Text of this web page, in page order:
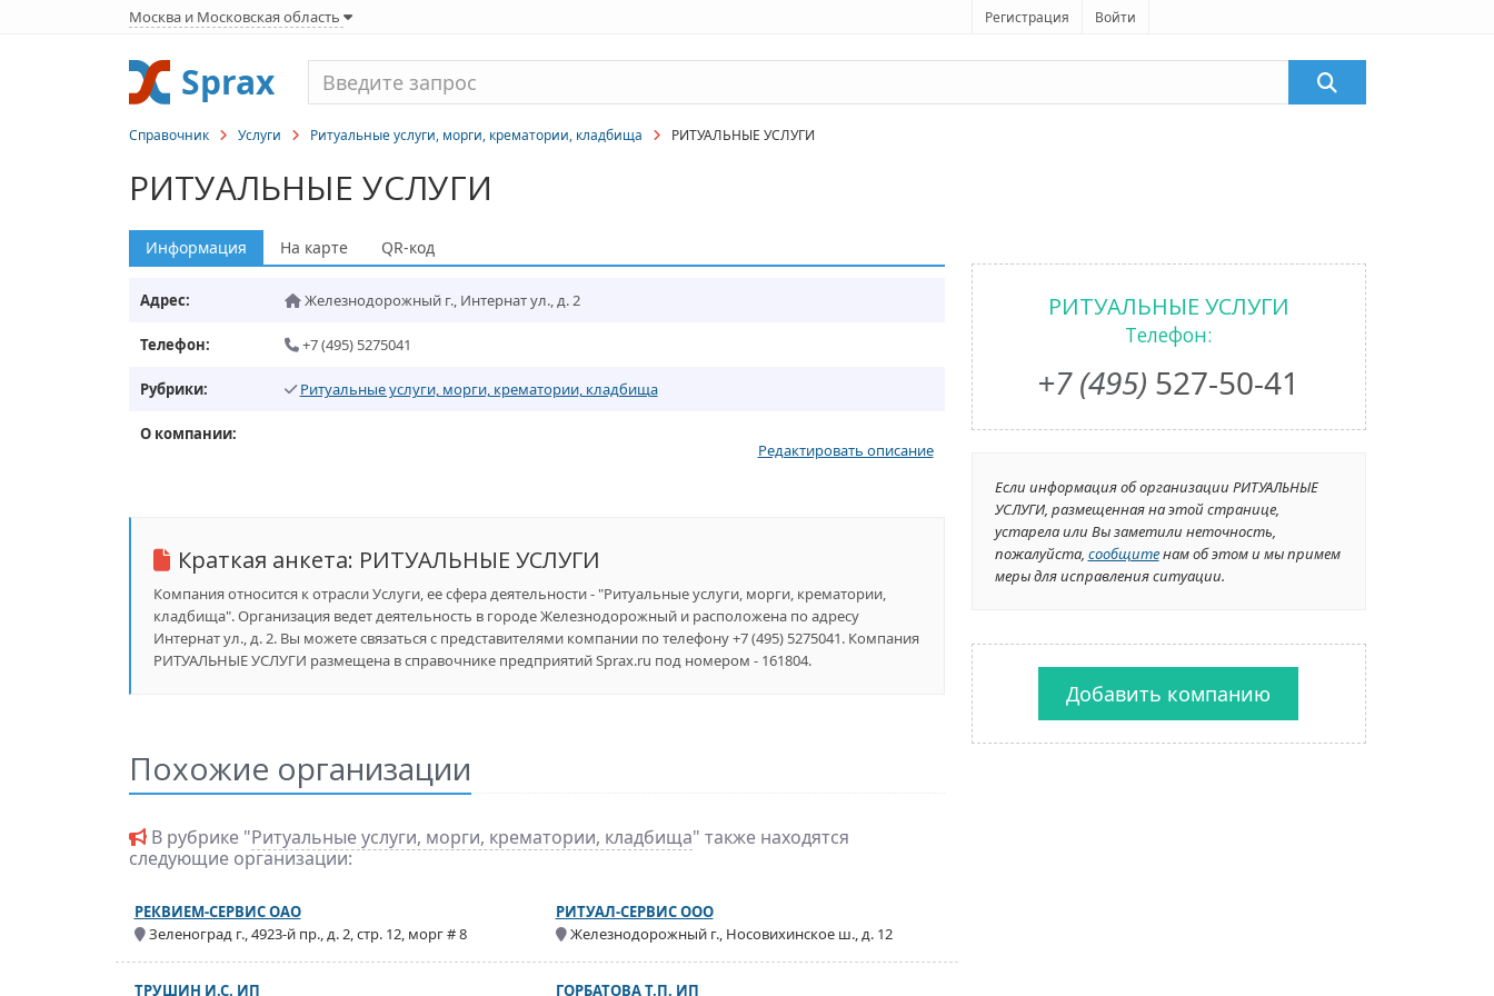
Москва и Московская область Регистрация Войти
Sprax
Справочник Услуги Ритуальные услуги, морги, крематории, кладбища РИТУАЛЬНЫЕ УСЛУГИ
РИТУАЛЬНЫЕ УСЛУГИ
Информация На карте QR-код
Адрес: Железнодорожный г., Интернат ул., д. 2
Телефон: +7 (495) 5275041
Рубрики: Ритуальные услуги, морги, крематории, кладбища
О компании:
Редактировать описание
Краткая анкета: РИТУАЛЬНЫЕ УСЛУГИ
Компания относится к отрасли Услуги, ее сфера деятельности - "Ритуальные услуги, морги, крематории,
кладбища". Организация ведет деятельность в городе Железнодорожный и расположена по адресу
Интернат ул., д. 2. Вы можете связаться с представителями компании по телефону +7 (495) 5275041. Компания
РИТУАЛЬНЫЕ УСЛУГИ размещена в справочнике предприятий Sprax.ru под номером - 161804.
Похожие организации
В рубрике "Ритуальные услуги, морги, крематории, кладбища" также находятся
следующие организации:
РЕКВИЕМ-СЕРВИС ОАО
Зеленоград г., 4923-й пр., д. 2, стр. 12, морг # 8
РИТУАЛ-СЕРВИС ООО
Железнодорожный г., Носовихинское ш., д. 12
ТРУШИН И.С. ИП ГОРБАТОВА Т.П. ИП
РИТУАЛЬНЫЕ УСЛУГИ
Телефон:
+7 (495) 527-50-41
Если информация об организации РИТУАЛЬНЫЕ
УСЛУГИ, размещенная на этой странице,
устарела или Вы заметили неточность,
пожалуйста, сообщитенам об этом и мы примем
меры для исправления ситуации.
Добавить компанию